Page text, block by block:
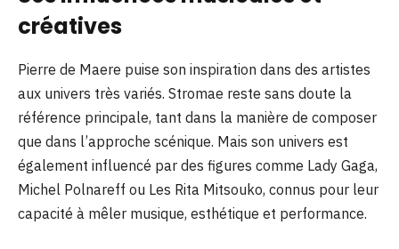
créatives
Pierre de Maere puise son inspiration dans des artistes
aux univers très variés. Stromae reste sans doute la
référence principale, tant dans la manière de composer
que dans l’approche scénique. Mais son univers est
également influencé par des figures comme Lady Gaga,
Michel Polnareff ou Les Rita Mitsouko, connus pour leur
capacité à mêler musique, esthétique et performance.